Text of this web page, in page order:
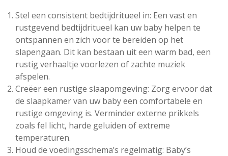
Stel een consistent bedtijdritueel in: Een vast en
rustgevend bedtijdritueel kan uw baby helpen te
ontspannen en zich voor te bereiden op het
slapengaan. Dit kan bestaan uit een warm bad, een
rustig verhaaltje voorlezen of zachte muziek
afspelen.
Creëer een rustige slaapomgeving: Zorg ervoor dat
de slaapkamer van uw baby een comfortabele en
rustige omgeving is. Verminder externe prikkels
zoals fel licht, harde geluiden of extreme
temperaturen.
Houd de voedingsschema’s regelmatig: Baby’s